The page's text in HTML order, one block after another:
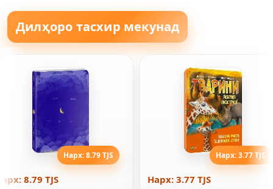
Дилҳоро тасхир мекунад
Нарх: 8.79 TJS
8.79 TJS
Нарх: 3.77 TJS
Нарх: 3.77 TJS